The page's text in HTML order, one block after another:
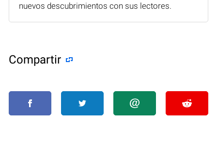
nuevos descubrimientos con sus lectores.
Compartir